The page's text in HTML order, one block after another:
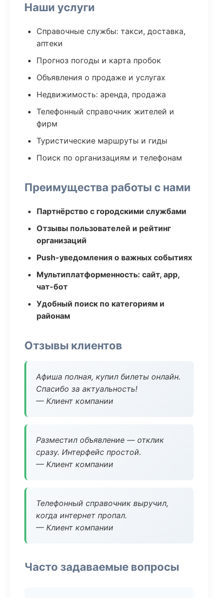
Наши услуги
Справочные службы: такси, доставка,
аптеки
Прогноз погоды и карта пробок
Объявления о продаже и услугах
Недвижимость: аренда, продажа
Телефонный справочник жителей и
фирм
Туристические маршруты и гиды
Поиск по организациям и телефонам
Преимущества работы с нами
Партнёрство с городскими службами
Отзывы пользователей и рейтинг
организаций
Push-уведомления о важных событиях
Мультиплатформенность: сайт, app,
чат-бот
Удобный поиск по категориям и
районам
Отзывы клиентов
Афиша полная, купил билеты онлайн.
Спасибо за актуальность!
— Клиент компании
Разместил объявление — отклик
сразу. Интерфейс простой.
— Клиент компании
Телефонный справочник выручил,
когда интернет пропал.
— Клиент компании
Часто задаваемые вопросы